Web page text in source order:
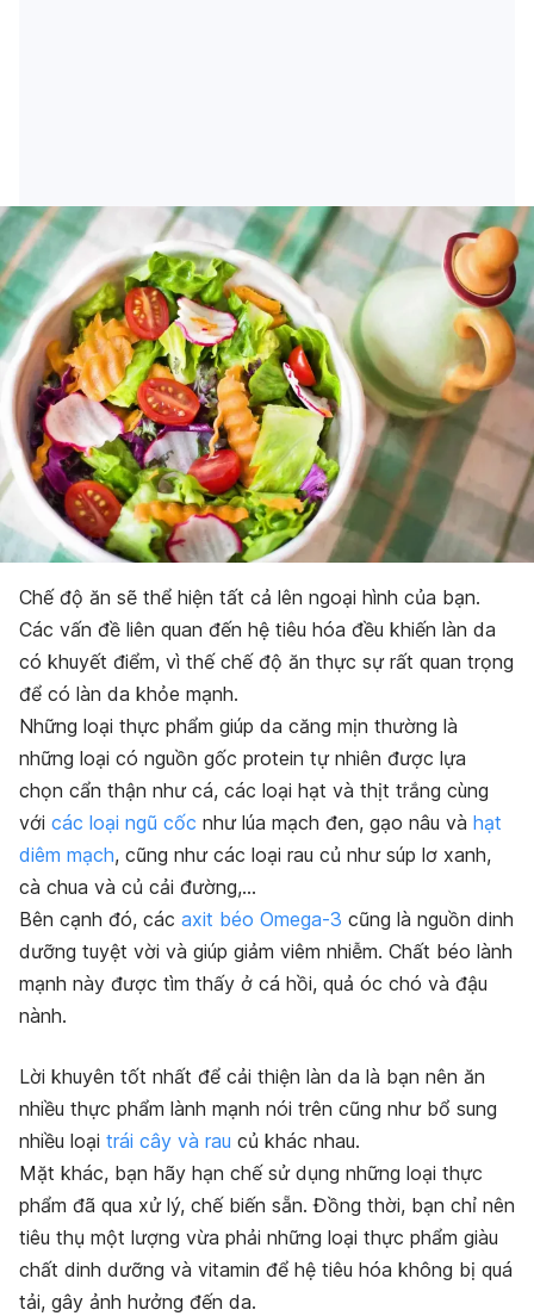
Chế độ ăn sẽ thể hiện tất cả lên ngoại hình của bạn.
Các vấn đề liên quan đến hệ tiêu hóa đều khiến làn da
có khuyết điểm, vì thế chế độ ăn thực sự rất quan trọng
để có làn da khỏe mạnh.
Những loại thực phẩm giúp da căng mịn thường là
những loại có nguồn gốc protein tự nhiên được lựa
chọn cẩn thận như cá, các loại hạt và thịt trắng cùng
với các loại ngũ cốc như lúa mạch đen, gạo nâu và hạt
diêm mạch, cũng như các loại rau củ như súp lơ xanh,
cà chua và củ cải đường,…
Bên cạnh đó, các axit béo Omega-3 cũng là nguồn dinh
dưỡng tuyệt vời và giúp giảm viêm nhiễm. Chất béo lành
mạnh này được tìm thấy ở cá hồi, quả óc chó và đậu
nành.
Lời khuyên tốt nhất để cải thiện làn da là bạn nên ăn
nhiều thực phẩm lành mạnh nói trên cũng như bổ sung
nhiều loại trái cây và rau củ khác nhau.
Mặt khác, bạn hãy hạn chế sử dụng những loại thực
phẩm đã qua xử lý, chế biến sẵn. Đồng thời, bạn chỉ nên
tiêu thụ một lượng vừa phải những loại thực phẩm giàu
chất dinh dưỡng và vitamin để hệ tiêu hóa không bị quá
tải, gây ảnh hưởng đến da.